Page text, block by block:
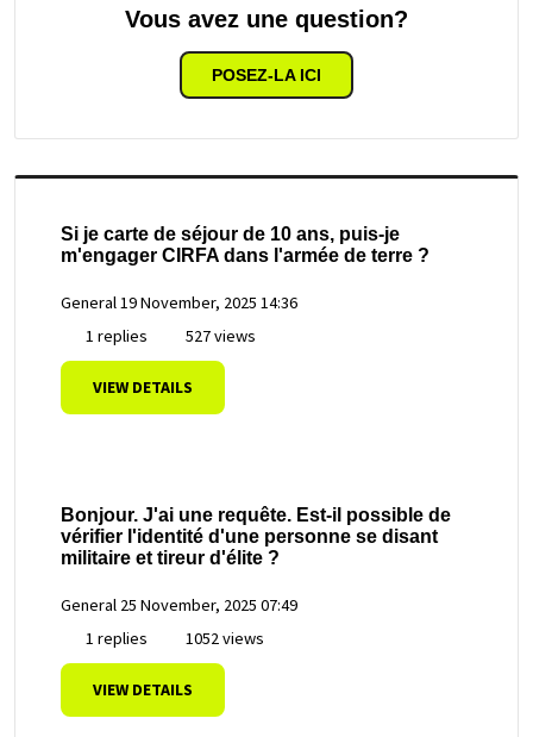
Vous avez une question?
POSEZ-LA ICI
Si je carte de séjour de 10 ans, puis-je
m'engager CIRFA dans l'armée de terre ?
General19 November, 2025 14:36
1 replies
527 views
VIEW DETAILS
Bonjour. J'ai une requête. Est-il possible de
vérifier l'identité d'une personne se disant
militaire et tireur d'élite ?
General 25 November, 2025 07:49
1 replies
1052 views
VIEW DETAILS